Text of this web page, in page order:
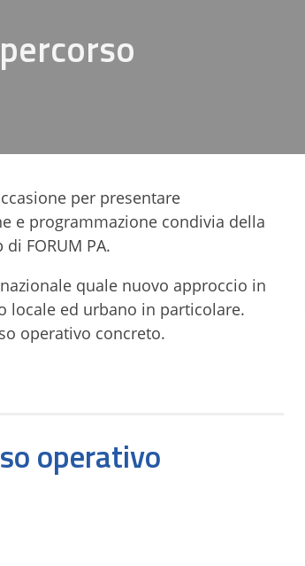
per presentare
e programmazione condivia della
FORUM PA.
quale nuovo approccio in
locale ed urbano in particolare.
operativo concreto.
operativo